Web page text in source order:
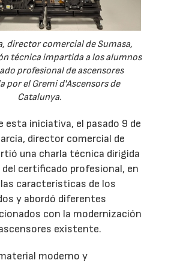
director comercial de Sumasa,
técnica impartida a los alumnos
profesional de ascensores
por el Gremi d'Ascensors de
Catalunya.
esta iniciativa, el pasado 9 de
director comercial de
una charla técnica dirigida
del certificado profesional, en
características de los
y abordó diferentes
con la modernización
existente.
moderno y